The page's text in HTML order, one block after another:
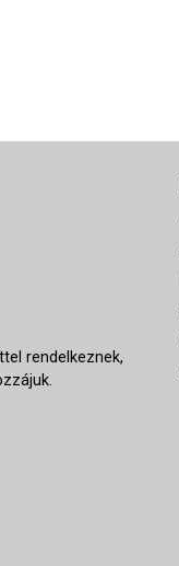
rendelkeznek,